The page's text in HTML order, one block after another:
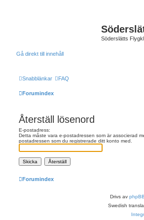
Söderslätts
Gå direkt till innehåll
Snabblänkar FAQ
Forumindex
Återställ lösenord
E-postadress:
Detta måste vara e-postadressen som är associerad
postadressen som du registrerade ditt konto med.
Forumindex
Drivs av phpBB
Swedish